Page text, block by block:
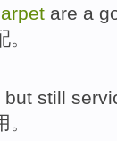
are a
。
but still
。